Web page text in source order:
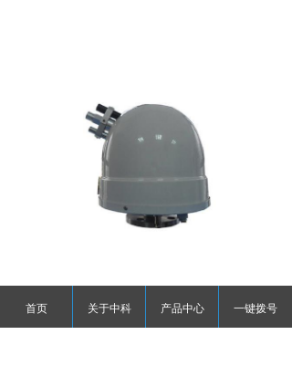
首页 关于中科 产品中心 一键拨号